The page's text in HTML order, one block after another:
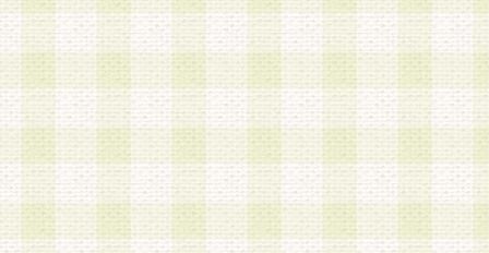
5.当社は、必要と認めた場合、会員に対して、電
手段により登録情報の対象者が会員登録者本人で
の内容が正確であること、アンケートの回答内容
うことができるものとます。
6.会員は、会員登録後当社が定期的に行う登録情
して、当社指定の期間内に更新手続きを行うもの
該期間内に更新手続きを行わない場合、その時点
発行したポイントは失効されるものとします。